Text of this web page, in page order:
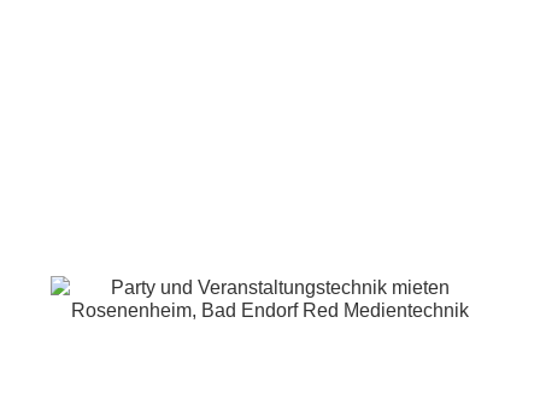
Angebote Einzelgeräte